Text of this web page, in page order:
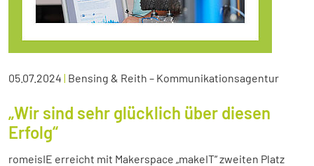
05.07.2024 | Bensing & Reith – Kommunikationsagentur
„Wir sind sehr glücklich über diesen
Erfolg“
romeisIE erreicht mit Makerspace „makeIT“ zweiten Platz